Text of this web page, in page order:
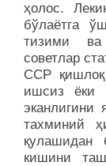
ҳолос.
бўлаётга
тизими ва
советлар
ССР
ишсиз ёки
тахминий
кишини